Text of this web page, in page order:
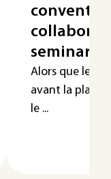
seminar
Alors que le
avant la place
le ...